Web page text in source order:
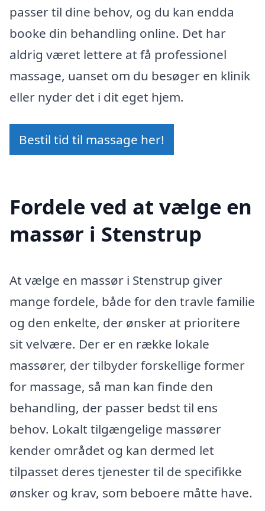
passer til dine behov, og du kan endda
booke din behandling online. Det har
aldrig været lettere at få professionel
massage, uanset om du besøger en klinik
eller nyder det i dit eget hjem.
Bestil tid til massage her!
Fordele ved at vælge en
massør i Stenstrup
At vælge en massør i Stenstrup giver
mange fordele, både for den travle familie
og den enkelte, der ønsker at prioritere
sit velvære. Der er en række lokale
massører, der tilbyder forskellige former
for massage, så man kan finde den
behandling, der passer bedst til ens
behov. Lokalt tilgængelige massører
kender området og kan dermed let
tilpasset deres tjenester til de specifikke
ønsker og krav, som beboere måtte have.